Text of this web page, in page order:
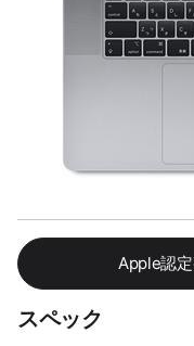
Apple認
スペック